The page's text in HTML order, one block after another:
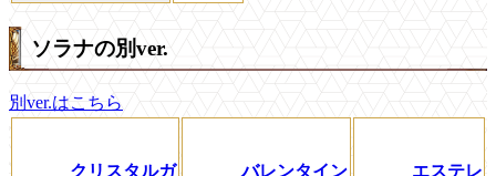
ソラナの別ver.
別ver.はこちら
クリスタルガ
バレンタイン
エステレ